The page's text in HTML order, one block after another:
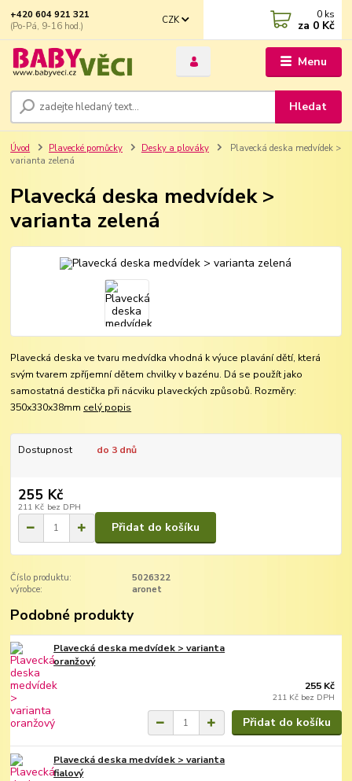
Menu
CZK
Hledat
+420 604 921 321
(Po-Pá, 9-16 hod.)
0 ks
za 0 Kč
Úvod Plavecké pomůcky Desky a plováky
Plavecká deska medvídek >
varianta zelená
Plavecká deska medvídek >
varianta zelená
Plavecká deska ve tvaru medvídka vhodná k výuce plavání dětí, která
svým tvarem zpříjemní dětem chvilky v bazénu. Dá se použít jako
samostatná destička při nácviku plaveckých způsobů. Rozměry:
350x330x38mm celý popis
Dostupnost do 3 dnů
255 Kč
211 Kč bez DPH
Přidat do košíku
Číslo produktu:
5026322
výrobce:
aronet
Podobné produkty
Plavecká deska medvídek > varianta
oranžový
255 Kč
211 Kč bez DPH
Přidat do košíku
Plavecká deska medvídek > varianta
fialový